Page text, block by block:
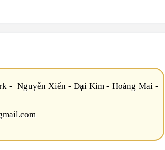
- Nguyễn Xiển - Đại Kim - Hoàng Mai -